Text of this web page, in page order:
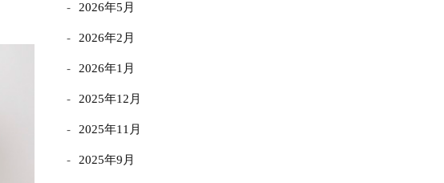
2026年5月
2026年2月
2026年1月
2025年12月
2025年11月
2025年9月